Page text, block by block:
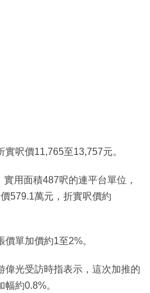
呎價11,765至13,757元。
用面積487呎的連平台單位，
579.1萬元，折實呎價約
單加價約1至2%。
偉光受訪時指表示，這次加推的
約0.8%。